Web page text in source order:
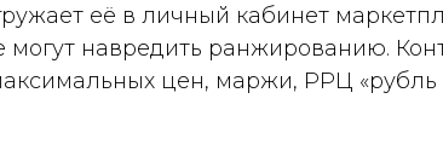
её в личный кабинет
могут навредить ранжированию.
цен, маржи, РРЦ «рубль